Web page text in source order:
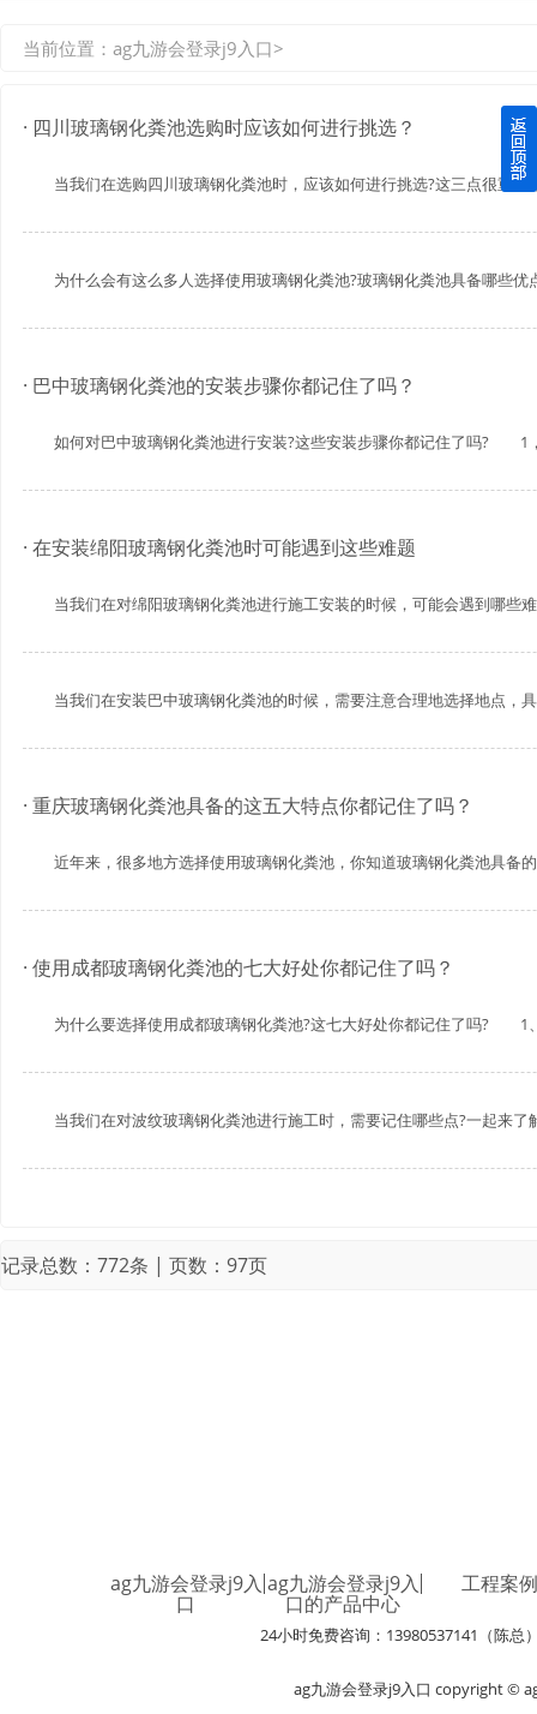
四川玻璃钢化粪池逐渐取代传统玻璃钢化粪池的这几点原因
四川玻璃钢化粪池选购时应该如何进行挑选？
在安装绵阳玻璃钢化粪池时可能遇到这些难题
使用成都玻璃钢化粪池的七大好处你都记住了吗？
当前位置： ag九游会登录j9入口>
· 四川玻璃钢化粪池选购时应该如何进行挑选？
当我们在选购四川玻璃钢化粪池时，应该如何进行挑选?这三点很重要
为什么会有这么多人选择使用玻璃钢化粪池?玻璃钢化粪池具备哪些优
· 巴中玻璃钢化粪池的安装步骤你都记住了吗？
如何对巴中玻璃钢化粪池进行安装?这些安装步骤你都记住了吗? 1
· 在安装绵阳玻璃钢化粪池时可能遇到这些难题
当我们在对绵阳玻璃钢化粪池进行施工安装的时候，可能会遇到哪些难
当我们在安装巴中玻璃钢化粪池的时候，需要注意合理地选择地点，
· 重庆玻璃钢化粪池具备的这五大特点你都记住了吗？
近年来，很多地方选择使用玻璃钢化粪池，你知道玻璃钢化粪池具备的
· 使用成都玻璃钢化粪池的七大好处你都记住了吗？
为什么要选择使用成都玻璃钢化粪池?这七大好处你都记住了吗?
当我们在对波纹玻璃钢化粪池进行施工时，需要记住哪些点?一起来
记录总数：772条 | 页数：97页
ag九游会登录j9入
口
ag九游会登录j9入
口的产品中心
工程案例
24小时免费咨询：13980537141（陈总
ag九游会登录j9入口 copyright ©